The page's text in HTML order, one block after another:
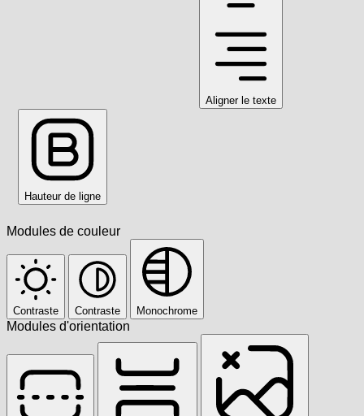
Aligner le texte
Hauteur de ligne
Modules de couleur
Contraste Contraste Monochrome
Modules d'orientation